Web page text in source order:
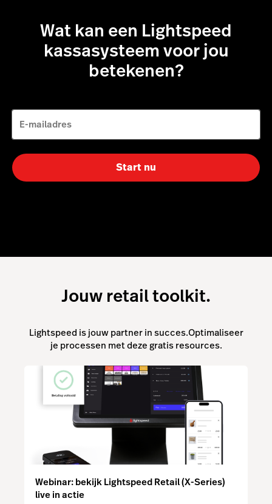
Wat kan een Lightspeed
kassasysteem voor jou
betekenen?
E-mailadres
Start nu
Jouw retail toolkit.
Lightspeed is jouw partner in succes.Optimaliseer
je processen met deze gratis resources.
Webinar: bekijk Lightspeed Retail (X-Series)
live in actie